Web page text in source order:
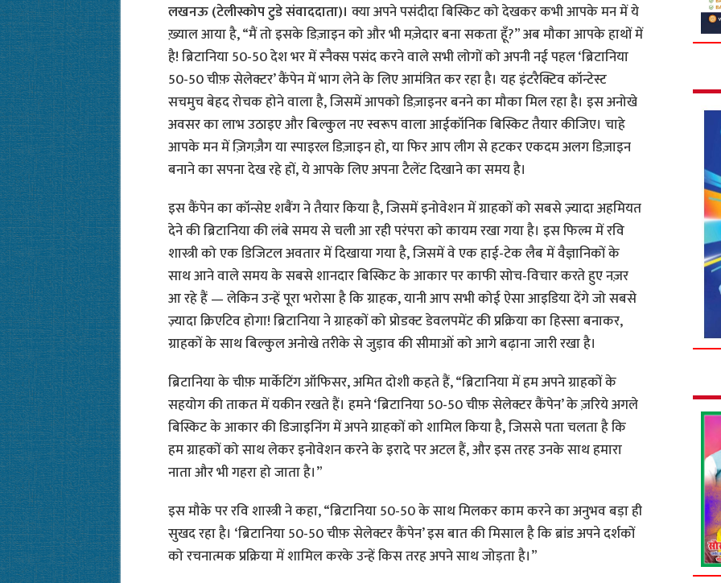
लखनऊ (टेलीस्कोप टुडे संवाददाता)। क्या अपने पसंदीदा बिस्किट को देखकर कभी आपके मन में ये
ख़्याल आया है, “मैं तो इसके डिज़ाइन को और भी मज़ेदार बना सकता हूँ?” अब मौका आपके हाथों में
है! ब्रिटानिया 50-50 देश भर में स्नैक्स पसंद करने वाले सभी लोगों को अपनी नई पहल ‘ब्रिटानिया
50-50 चीफ़ सेलेक्टर’ कैंपेन में भाग लेने के लिए आमंत्रित कर रहा है। यह इंटरैक्टिव कॉन्टेस्ट
सचमुच बेहद रोचक होने वाला है, जिसमें आपको डिज़ाइनर बनने का मौका मिल रहा है। इस अनोखे
अवसर का लाभ उठाइए और बिल्कुल नए स्वरूप वाला आईकॉनिक बिस्किट तैयार कीजिए। चाहे
आपके मन में ज़िगज़ैग या स्पाइरल डिज़ाइन हो, या फिर आप लीग से हटकर एकदम अलग डिज़ाइन
बनाने का सपना देख रहे हों, ये आपके लिए अपना टैलेंट दिखाने का समय है।
इस कैंपेन का कॉन्सेप्ट शबैंग ने तैयार किया है, जिसमें इनोवेशन में ग्राहकों को सबसे ज़्यादा अहमियत
देने की ब्रिटानिया की लंबे समय से चली आ रही परंपरा को कायम रखा गया है। इस फिल्म में रवि
शास्त्री को एक डिजिटल अवतार में दिखाया गया है, जिसमें वे एक हाई-टेक लैब में वैज्ञानिकों के
साथ आने वाले समय के सबसे शानदार बिस्किट के आकार पर काफी सोच-विचार करते हुए नज़र
आ रहे हैं — लेकिन उन्हें पूरा भरोसा है कि ग्राहक, यानी आप सभी कोई ऐसा आइडिया देंगे जो सबसे
ज़्यादा क्रिएटिव होगा! ब्रिटानिया ने ग्राहकों को प्रोडक्ट डेवलपमेंट की प्रक्रिया का हिस्सा बनाकर,
ग्राहकों के साथ बिल्कुल अनोखे तरीके से जुड़ाव की सीमाओं को आगे बढ़ाना जारी रखा है।
ब्रिटानिया के चीफ़ मार्केटिंग ऑफिसर, अमित दोशी कहते हैं, “ब्रिटानिया में हम अपने ग्राहकों के
सहयोग की ताकत में यकीन रखते हैं। हमने ‘ब्रिटानिया 50-50 चीफ़ सेलेक्टर कैंपेन’ के ज़रिये अगले
बिस्किट के आकार की डिजाइनिंग में अपने ग्राहकों को शामिल किया है, जिससे पता चलता है कि
हम ग्राहकों को साथ लेकर इनोवेशन करने के इरादे पर अटल हैं, और इस तरह उनके साथ हमारा
नाता और भी गहरा हो जाता है।”
इस मौके पर रवि शास्त्री ने कहा, “ब्रिटानिया 50-50 के साथ मिलकर काम करने का अनुभव बड़ा ही
सुखद रहा है। ‘ब्रिटानिया 50-50 चीफ़ सेलेक्टर कैंपेन’ इस बात की मिसाल है कि ब्रांड अपने दर्शकों
को रचनात्मक प्रक्रिया में शामिल करके उन्हें किस तरह अपने साथ जोड़ता है।”